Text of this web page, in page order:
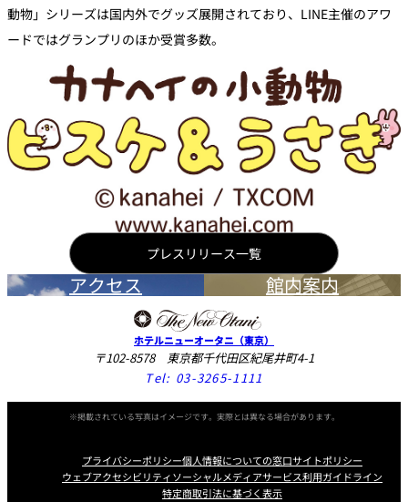
動物」シリーズは国内外でグッズ展開されており、LINE主催のアワ
ードではグランプリのほか受賞多数。
プレスリリース一覧
アクセス 館内案内
ホテルニューオータニ（東京）
〒102-8578 東京都千代田区紀尾井町4-1
Tel: 03-3265-1111
※掲載されている写真はイメージです。実際とは異なる場合があります。
プライバシーポリシー個人情報についての窓口サイトポリシー
ウェブアクセシビリティソーシャルメディアサービス利用ガイドライン
特定商取引法に基づく表示